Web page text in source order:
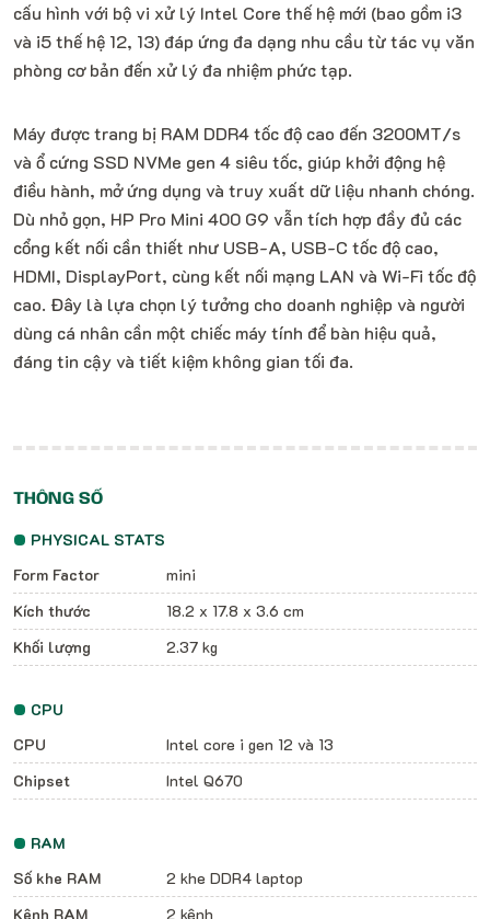
cấu hình với bộ vi xử lý Intel Core thế hệ mới (bao gồm i3
và i5 thế hệ 12, 13) đáp ứng đa dạng nhu cầu từ tác vụ văn
phòng cơ bản đến xử lý đa nhiệm phức tạp.
Máy được trang bị RAM DDR4 tốc độ cao đến 3200MT/s
và ổ cứng SSD NVMe gen 4 siêu tốc, giúp khởi động hệ
điều hành, mở ứng dụng và truy xuất dữ liệu nhanh chóng.
Dù nhỏ gọn, HP Pro Mini 400 G9 vẫn tích hợp đầy đủ các
cổng kết nối cần thiết như USB-A, USB-C tốc độ cao,
HDMI, DisplayPort, cùng kết nối mạng LAN và Wi-Fi tốc độ
cao. Đây là lựa chọn lý tưởng cho doanh nghiệp và người
dùng cá nhân cần một chiếc máy tính để bàn hiệu quả,
đáng tin cậy và tiết kiệm không gian tối đa.
THÔNG SỐ
PHYSICAL STATS
Form Factor
mini
Kích thước
18.2 x 17.8 x 3.6 cm
Khối lượng
2.37 kg
CPU
CPU
Intel core i gen 12 và 13
Chipset
Intel Q670
RAM
Số khe RAM
2 khe DDR4 laptop
Kênh RAM
2 kênh